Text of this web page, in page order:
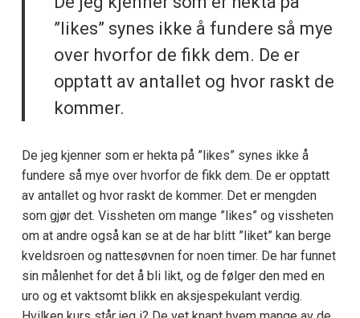
”likes” synes ikke å fundere så mye
over hvorfor de fikk dem. De er
opptatt av antallet og hvor raskt de
kommer.
De jeg kjenner som er hekta på ”likes” synes ikke å
fundere så mye over hvorfor de fikk dem. De er opptatt
av antallet og hvor raskt de kommer. Det er mengden
som gjør det. Vissheten om mange ”likes” og vissheten
om at andre også kan se at de har blitt ”liket” kan berge
kveldsroen og nattesøvnen for noen timer. De har funnet
sin målenhet for det å bli likt, og de følger den med en
uro og et vaktsomt blikk en aksjespekulant verdig.